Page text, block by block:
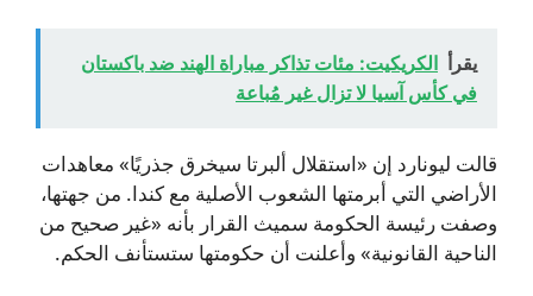
يقرأ الكريكيت: مئات تذاكر مباراة الهند ضد باكستان
في كأس آسيا لا تزال غير مُباعة
قالت ليونارد إن «استقلال ألبرتا سيخرق جذريًا» معاهدات
الأراضي التي أبرمتها الشعوب الأصلية مع كندا. من جهتها،
وصفت رئيسة الحكومة سميث القرار بأنه «غير صحيح من
الناحية القانونية» وأعلنت أن حكومتها ستستأنف الحكم.